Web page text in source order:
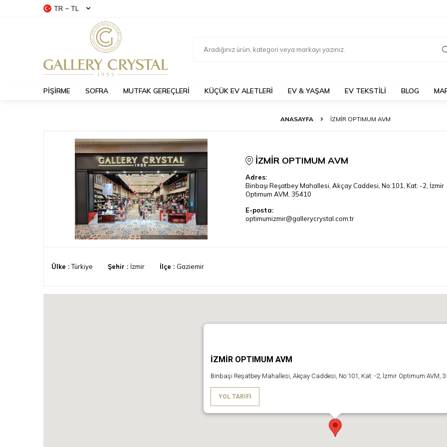
TR − TL
PİŞİRME SOFRA MUTFAK GEREÇLERİ KÜÇÜK EV ALETLERİ EV & YAŞAM EV TEKSTİLİ BLOG
ANASAYFA İZMİR OPTIMUM AVM
İZMİR OPTIMUM AVM
Adres:
Binbaşı Reşatbey Mahallesi, Akçay Caddesi, No:101, Kat: -2, İzmir
Optimum AVM, 35410
E-posta:
optimumizmir@gallerycrystal.com.tr
Ülke :Türkiye Şehir : İzmir İlçe : Gaziemir
İZMİR OPTIMUM AVM
Binbaşı Reşatbey Mahallesi, Akçay Caddesi, No:101, Kat: -2, İzmir Optimum AVM,
YOL TARIFI